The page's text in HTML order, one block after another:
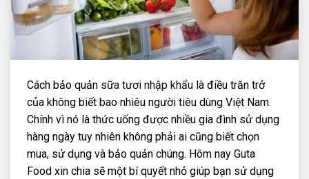
Cách bảo quản sữa tươi nhập khẩu là điều trăn trở
của không biết bao nhiêu người tiêu dùng Việt Nam.
Chính vì nó là thức uống được nhiều gia đình sử dụng
hàng ngày tuy nhiên không phải ai cũng biết chọn
mua, sử dụng và bảo quản chúng. Hôm nay Guta
Food xin chia sẽ một bí quyết nhỏ giúp bạn sử dụng